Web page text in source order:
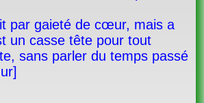
par gaieté de cœur, mais a
un casse tête pour tout
sans parler du temps passé